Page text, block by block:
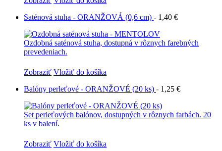
Saténová stuha - ORANŽOVÁ (0,6 cm) - 1,40 €
Ozdobná saténová stuha, dostupná v rôznych farebných
prevedeniach.
Zobraziť Vložiť do košíka
Balóny perleťové - ORANŽOVÉ (20 ks) - 1,25 €
Set perleťových balónov, dostupných v rôznych farbách. 20
ks v balení.
Zobraziť Vložiť do košíka